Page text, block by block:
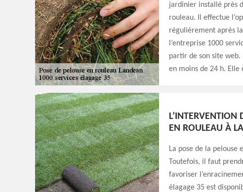
jardinier installé près
rouleau. Il effectue
régulièrement après
l’entreprise 1000
partir de son site
en moins de 24 h.
L’INTERVENTION
EN ROULEAU À
La pose de la pelouse
Toutefois, il faut
favoriser
élagage 35 est